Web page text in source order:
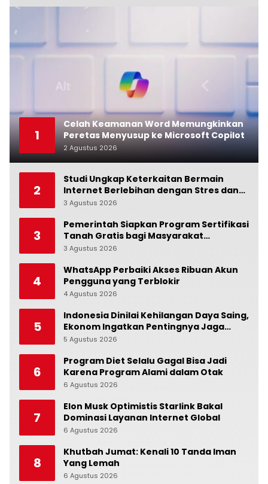
1
Celah Keamanan Word Memungkinkan
Peretas Menyusup ke Microsoft Copilot
2 Agustus 2026
2
Studi Ungkap Keterkaitan Bermain
Internet Berlebihan dengan Stres dan
Suasana Hati
3 Agustus 2026
3
Pemerintah Siapkan Program Sertifikasi
Tanah Gratis bagi Masyarakat
Berpenghasilan Rendah
3 Agustus 2026
4
WhatsApp Perbaiki Akses Ribuan Akun
Pengguna yang Terblokir
4 Agustus 2026
5
Indonesia Dinilai Kehilangan Daya Saing,
Ekonom Ingatkan Pentingnya Jaga
Independensi Bank Indonesia
5 Agustus 2026
6
Program Diet Selalu Gagal Bisa Jadi
Karena Program Alami dalam Otak
6 Agustus 2026
7
Elon Musk Optimistis Starlink Bakal
Dominasi Layanan Internet Global
6 Agustus 2026
8
Khutbah Jumat: Kenali 10 Tanda Iman
Yang Lemah
6 Agustus 2026